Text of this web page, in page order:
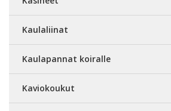
Kaulaliinat
Kaulapannat koiralle
Kaviokoukut